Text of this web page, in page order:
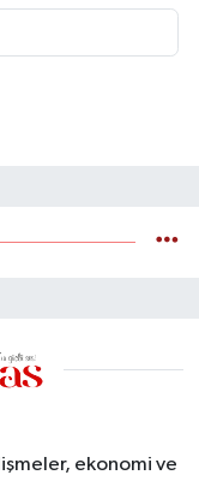
ekonomi ve